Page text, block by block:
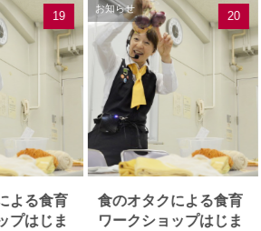
19
よる食育
プはじま
お知らせ
20
食のオタクによる食育
ワークショップはじま